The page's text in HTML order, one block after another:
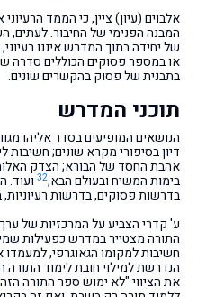
אלבוים (עיון) ציין, כי הממד
המבנה הפנימי של החיבור. לעתים,
של יחידה בתוך המדרש איננו
או במספר פסוקים הכוללים סדרה
בתבנית של פסוק בהקשרים שונים.
תוכני המדרש
הנושאים המופיעים בסדר אליהו
דיון בסיפורי מקרא שונים;
אהבת החסד של הבורא; הצדק
בימות המשיח ובעולם הבא,32 ועוד.
בדרשות פסוקים, בדרשות
ע' קדרי הצביע על המרכזיות של
התורה מצטייר במדרש כפעילות
חשיבות למקומו הגאוגרפי, למעמדו
הנדרשת למילוי חובת לימוד התורה
את הציווי "לא ימוש ספר התורה